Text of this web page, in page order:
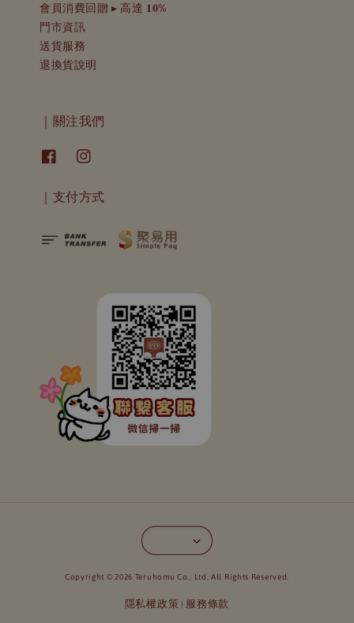
會員消費回贈 ▸ 高達 𝟏𝟎%
門市資訊
送貨服務
退換貨說明
｜關注我們
｜支付方式
Copyright © 2026 Teruhomu Co., Ltd. All Rights Reserved.
隱私權政策 服務條款